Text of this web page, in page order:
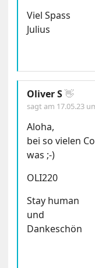
Viel Spass
Julius
Oliver S👋
sagt am 17.05.23
Aloha,
bei so vielen
was ;-)
OLI220
Stay human
und
Dankeschön